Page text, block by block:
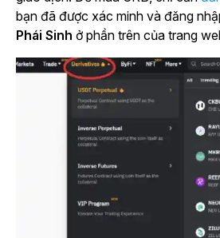
bạn đã được xác minh và đăng
Phái Sinh ở phần trên của trang